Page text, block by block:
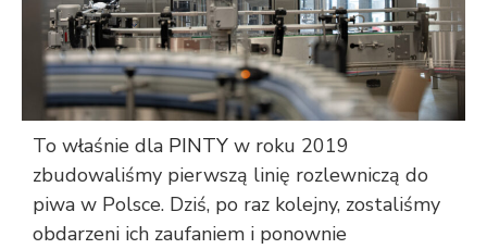
To właśnie dla PINTY w roku 2019
zbudowaliśmy pierwszą linię rozlewniczą do
piwa w Polsce. Dziś, po raz kolejny, zostaliśmy
obdarzeni ich zaufaniem i ponownie